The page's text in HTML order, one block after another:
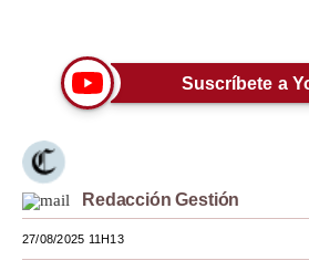
Moda
Mundo
EEUU
México
Suscríbete a
Redacción Gestión
27/08/2025 11H13